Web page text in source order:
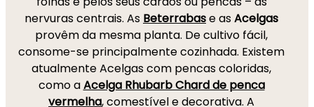
nervuras centrais. As Beterrabase asAcelgas
provêm da mesma planta. De cultivo fácil,
consome-se principalmente cozinhada. Existem
atualmente Acelgas com pencas coloridas,
como aAcelga Rhubarb Chard de penca
vermelha, comestível e decorativa. A